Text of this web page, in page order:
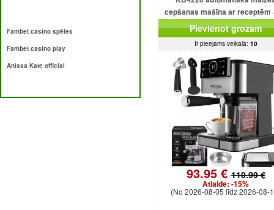
Fambet casino spēles
Fambet casino play
Anissa Kate official
cepšanas mašīna ar receptēm
programmām + saldējumu
Pievienot grozam
Ir pieejams veikalā: 10
93.95 €110.99 €
Atlaide: -15%
(No 2026-08-05 līdz 2026-08-